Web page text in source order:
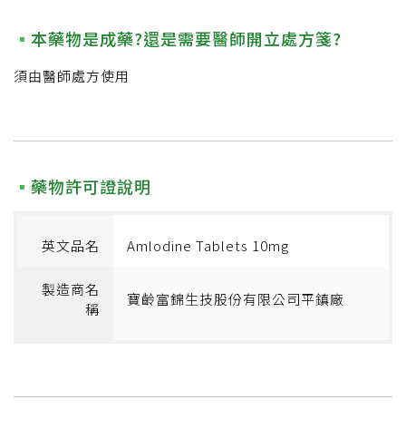
本藥物是成藥?還是需要醫師開立處方箋?
須由醫師處方使用
藥物許可證說明
英文品名 Amlodine Tablets 10mg
製造商名
稱
寶齡富錦生技股份有限公司平鎮廠